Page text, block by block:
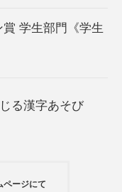
学生部門《学生
る漢字あそび
ページにて